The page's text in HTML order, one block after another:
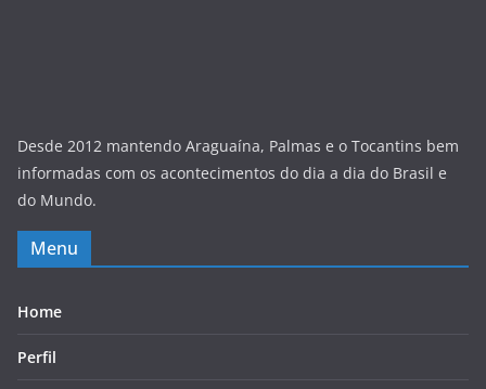
Desde 2012 mantendo Araguaína, Palmas e o Tocantins bem
informadas com os acontecimentos do dia a dia do Brasil e
do Mundo.
Menu
Home
Perfil